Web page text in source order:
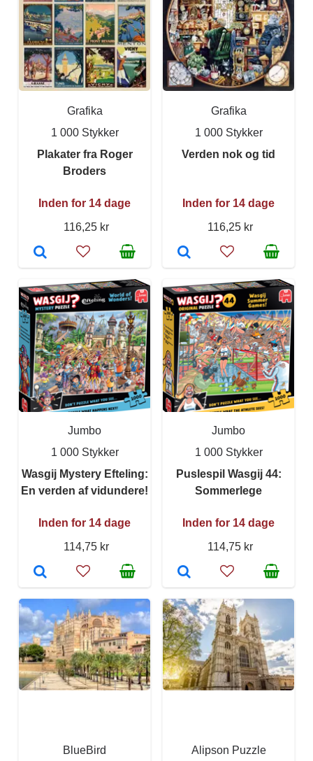
Grafika
1 000 Stykker
Plakater fra Roger
Broders
Inden for 14 dage
116,25 kr
Grafika
1 000 Stykker
Verden nok og tid
Inden for 14 dage
116,25 kr
Jumbo
1 000 Stykker
Wasgij Mystery Efteling:
En verden af vidundere!
Inden for 14 dage
114,75 kr
Jumbo
1 000 Stykker
Puslespil Wasgij 44:
Sommerlege
Inden for 14 dage
114,75 kr
BlueBird
Alipson Puzzle